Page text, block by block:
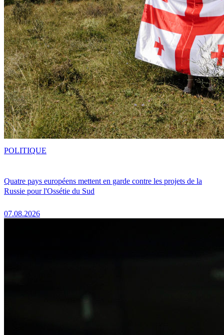
Quatre pays européens mettent en garde contre les projets de la
Russie pour l'Ossétie du Sud
07.08.2026
POLITIQUE